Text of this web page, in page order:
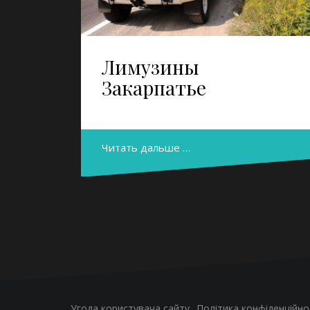
Лимузины
Закарпатье
Читать дальше …